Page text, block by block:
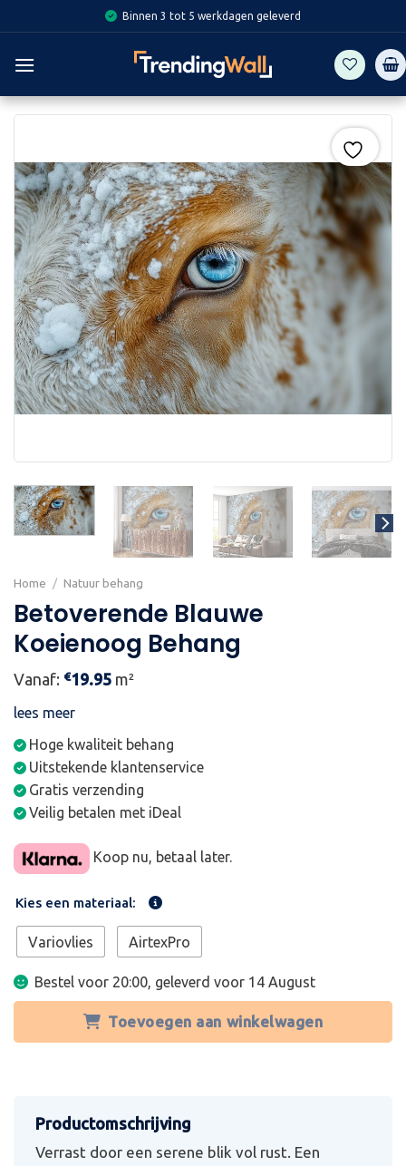
to
content
Binnen 3 tot 5 werkdagen geleverd
Home / Natuur behang
Betoverende Blauwe
Koeienoog Behang
Vanaf: €19.95 m²
lees meer
Hoge kwaliteit behang
Uitstekende klantenservice
Gratis verzending
Veilig betalen met iDeal
Koop nu, betaal later.
Kies een materiaal:
Variovlies AirtexPro
Bestel voor 20:00, geleverd voor 14 August
Toevoegen aan winkelwagen
Verrast door een serene blik vol rust. Een